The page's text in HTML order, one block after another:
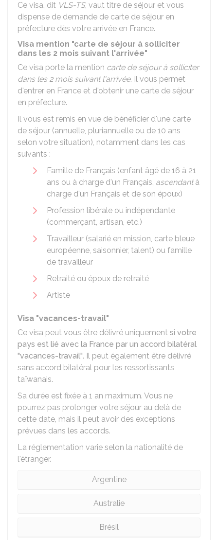
Ce visa, dit VLS-TS, vaut titre de séjour et vous
dispense de demande de carte de séjour en
préfecture dès votre arrivée en France.
Visa mention "carte de séjour à solliciter
dans les 2 mois suivant l'arrivée"
Ce visa porte la mention carte de séjour à solliciter
dans les 2 mois suivant l'arrivée. Il vous permet
d'entrer en France et d'obtenir une carte de séjour
en préfecture.
Il vous est remis en vue de bénéficier d'une carte
de séjour (annuelle, pluriannuelle ou de 10 ans
selon votre situation), notamment dans les cas
suivants :
Famille de Français (enfant âgé de 16 à 21
ans ou à charge d'un Français, ascendantà
charge d'un Français et de son époux)
Profession libérale ou indépendante
(commerçant, artisan, etc.)
Travailleur (salarié en mission, carte bleue
européenne, saisonnier, talent) ou famille
de travailleur
Retraité ou époux de retraité
Artiste
Visa "vacances-travail"
Ce visa peut vous être délivré uniquement si votre
pays est lié avec la France par un accord bilatéral
"vacances-travail". Il peut également être délivré
sans accord bilatéral pour les ressortissants
taïwanais.
Sa durée est fixée à 1 an maximum. Vous ne
pourrez pas prolonger votre séjour au delà de
cette date, mais il peut avoir des exceptions
prévues dans les accords.
La réglementation varie selon la nationalité de
l'étranger.
Argentine
Australie
Brésil